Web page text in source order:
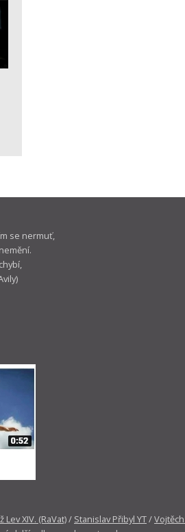
se nermuť,
Lev XIV. (RaVat)/ Stanislav Přibyl YT/